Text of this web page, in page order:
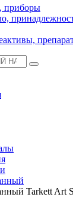
приборы
Tarkett Art